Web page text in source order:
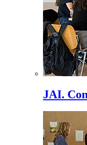
JAI.